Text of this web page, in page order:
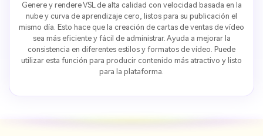
Genere y rendere VSL de alta calidad con velocidad basada en la
nube y curva de aprendizaje cero, listos para su publicación el
mismo día. Esto hace que la creación de cartas de ventas de vídeo
sea más eficiente y fácil de administrar. Ayuda a mejorar la
consistencia en diferentes estilos y formatos de vídeo. Puede
utilizar esta función para producir contenido más atractivo y listo
para la plataforma.